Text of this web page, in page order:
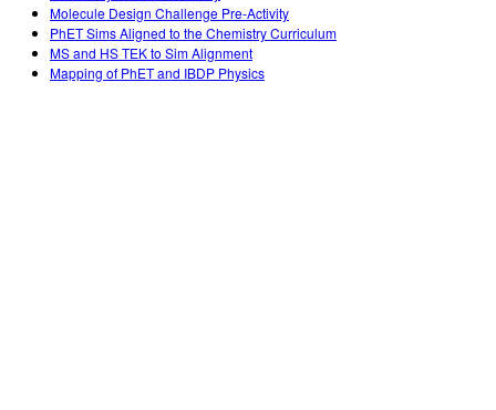
Molecule Design Challenge Pre-Activity
PhET Sims Aligned to the Chemistry Curriculum
MS and HS TEK to Sim Alignment
Mapping of PhET and IBDP Physics